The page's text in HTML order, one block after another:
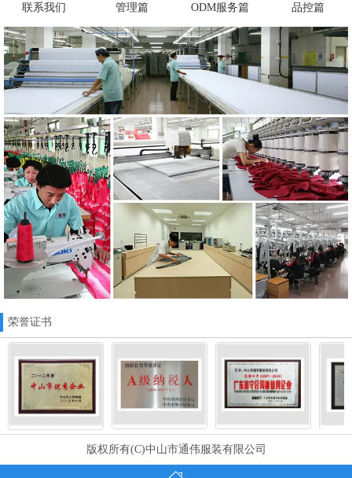
联系我们 管理篇 ODM服务篇 品控篇
荣誉证书
版权所有(C)中山市通伟服装有限公司